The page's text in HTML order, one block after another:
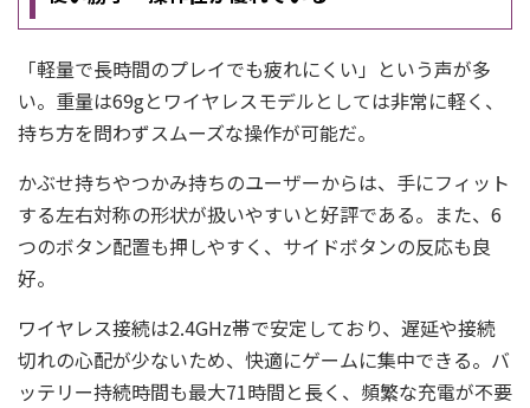
「軽量で長時間のプレイでも疲れにくい」という声が多
い。重量は69gとワイヤレスモデルとしては非常に軽く、
持ち方を問わずスムーズな操作が可能だ。
かぶせ持ちやつかみ持ちのユーザーからは、手にフィット
する左右対称の形状が扱いやすいと好評である。また、6
つのボタン配置も押しやすく、サイドボタンの反応も良
好。
ワイヤレス接続は2.4GHz帯で安定しており、遅延や接続
切れの心配が少ないため、快適にゲームに集中できる。バ
ッテリー持続時間も最大71時間と長く、頻繁な充電が不要